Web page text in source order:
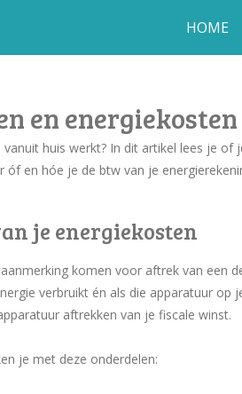
HOME
en energiekosten
huis werkt? In dit artikel lees je
en hóe je de btw van je
je energiekosten
komen voor aftrek van een
verbruikt én als die apparatuur op
aftrekken van je fiscale winst.
je met deze onderdelen: